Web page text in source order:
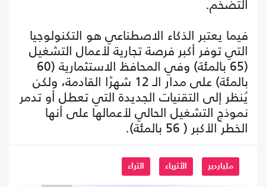
التضخم.
فيما يعتبر الذكاء الاصطناعي هو التكنولوجيا
التي توفر أكبر فرصة تجارية لأعمال التشغيل
(65 بالمئة) وفي المحافظ الاستثمارية (60
بالمئة) على مدار الـ 12 شهرًا القادمة، ولكن
يُنظر إلى التقنيات الجديدة التي تعطل أو تدمر
نموذج التشغيل الحالي لأعمالها على أنها
الخطر الأكبر ( 56 بالمئة).
ملياردير الأثرياء الثراء